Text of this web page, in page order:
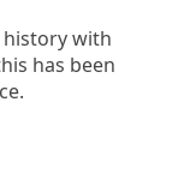
with
has been